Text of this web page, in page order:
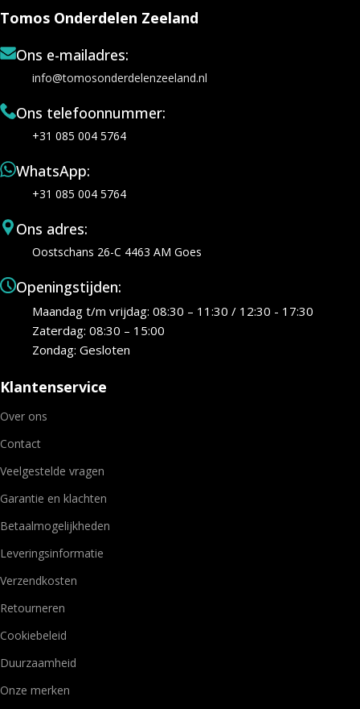
Tomos Onderdelen Zeeland
Ons e-mailadres:
info@tomosonderdelenzeeland.nl
Ons telefoonnummer:
+31 085 004 5764
WhatsApp:
+31 085 004 5764
Ons adres:
Oostschans 26-C 4463 AM Goes
Openingstijden:
Maandag t/m vrijdag: 08:30 – 11:30 / 12:30 - 17:30
Zaterdag: 08:30 – 15:00
Zondag: Gesloten
Klantenservice
Over ons
Contact
Veelgestelde vragen
Garantie en klachten
Betaalmogelijkheden
Leveringsinformatie
Verzendkosten
Retourneren
Cookiebeleid
Duurzaamheid
Onze merken